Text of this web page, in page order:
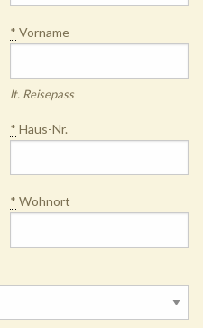
* Vorname
lt. Reisepass
* Haus-Nr.
* Wohnort